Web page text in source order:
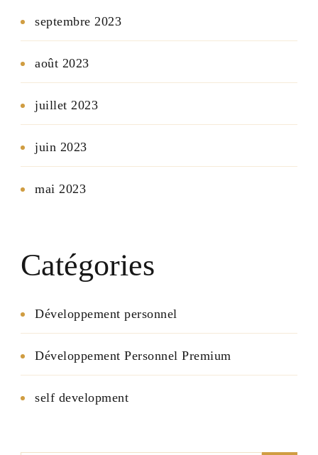
septembre 2023
août 2023
juillet 2023
juin 2023
mai 2023
Catégories
Développement personnel
Développement Personnel Premium
self development